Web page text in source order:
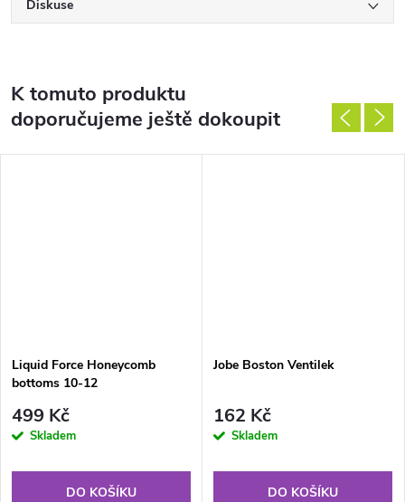
Diskuse
K tomuto produktu
doporučujeme ještě dokoupit
Liquid Force Honeycomb
bottoms 10-12
499 Kč
Skladem
DO KOŠÍKU
Jobe Boston Ventilek
162 Kč
Skladem
DO KOŠÍKU